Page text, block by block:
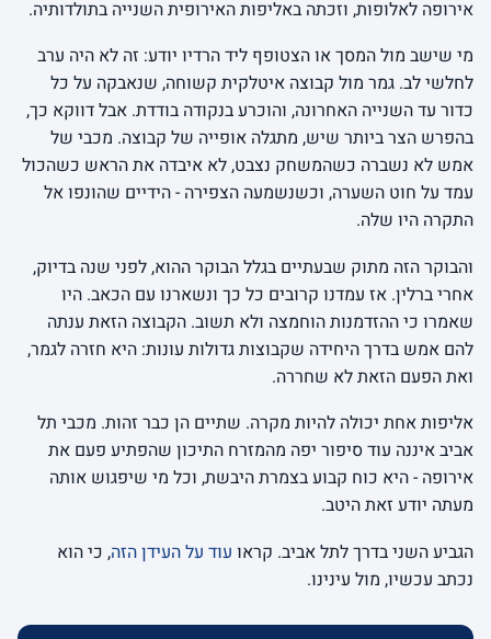
אירופה לאלופות, וזכתה באליפות האירופית השנייה בתולדותיה.
מי שישב מול המסך או הצטופף ליד הרדיו יודע: זה לא היה ערב
לחלשי לב. גמר מול קבוצה איטלקית קשוחה, שנאבקה על כל
כדור עד השנייה האחרונה, והוכרע בנקודה בודדת. אבל דווקא כך,
בהפרש הצר ביותר שיש, מתגלה אופייה של קבוצה. מכבי של
אמש לא נשברה כשהמשחק נצבט, לא איבדה את הראש כשהכול
עמד על חוט השערה, וכשנשמעה הצפירה - הידיים שהונפו אל
התקרה היו שלה.
והבוקר הזה מתוק שבעתיים בגלל הבוקר ההוא, לפני שנה בדיוק,
אחרי ברלין. אז עמדנו קרובים כל כך ונשארנו עם הכאב. היו
שאמרו כי ההזדמנות הוחמצה ולא תשוב. הקבוצה הזאת ענתה
להם אמש בדרך היחידה שקבוצות גדולות עונות: היא חזרה לגמר,
ואת הפעם הזאת לא שחררה.
אליפות אחת יכולה להיות מקרה. שתיים הן כבר זהות. מכבי תל
אביב איננה עוד סיפור יפה מהמזרח התיכון שהפתיע פעם את
אירופה - היא כוח קבוע בצמרת היבשת, וכל מי שיפגוש אותה
מעתה יודע זאת היטב.
הגביע השני בדרך לתל אביב. קראו עוד על העידן הזה, כי הוא
נכתב עכשיו, מול עינינו.